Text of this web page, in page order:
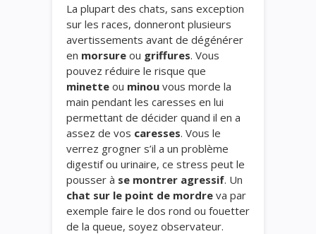
La plupart des chats, sans exception
sur les races, donneront plusieurs
avertissements avant de dégénérer
en morsure ou griffures. Vous
pouvez réduire le risque que
minette ou minou vous morde la
main pendant les caresses en lui
permettant de décider quand il en a
assez de vos caresses. Vous le
verrez grogner s’il a un problème
digestif ou urinaire, ce stress peut le
pousser à se montrer agressif. Un
chat sur le point de mordre va par
exemple faire le dos rond ou fouetter
de la queue, soyez observateur.